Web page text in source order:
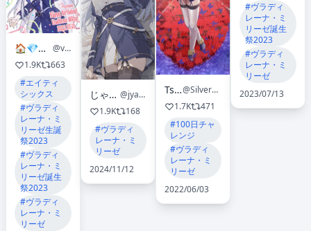
🏠💎나우웨이🌕🐰
@varionau
1.9K
663
#エイティ
シックス
#ヴラディ
レーナ・ミ
リーゼ生誕
祭2023
#ヴラディ
レーナ・ミ
リーゼ誕生
祭2023
#ヴラディ
レーナ・ミ
リーゼ
じゃぼちぃ
@jyabochii
1.9K
168
#ヴラディ
レーナ・ミ
リーゼ
2024/11/12
Tsuki
@SilverTsuki_
1.7K
471
#100日チャ
レンジ
#ヴラディ
レーナ・ミ
リーゼ
2022/06/03
#ヴラディ
レーナ・ミ
リーゼ誕生
祭2023
#ヴラディ
レーナ・ミ
リーゼ
2023/07/13